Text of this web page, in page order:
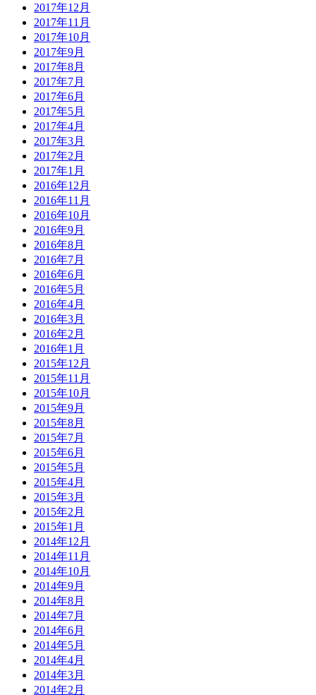
2017年12月
2017年11月
2017年10月
2017年9月
2017年8月
2017年7月
2017年6月
2017年5月
2017年4月
2017年3月
2017年2月
2017年1月
2016年12月
2016年11月
2016年10月
2016年9月
2016年8月
2016年7月
2016年6月
2016年5月
2016年4月
2016年3月
2016年2月
2016年1月
2015年12月
2015年11月
2015年10月
2015年9月
2015年8月
2015年7月
2015年6月
2015年5月
2015年4月
2015年3月
2015年2月
2015年1月
2014年12月
2014年11月
2014年10月
2014年9月
2014年8月
2014年7月
2014年6月
2014年5月
2014年4月
2014年3月
2014年2月